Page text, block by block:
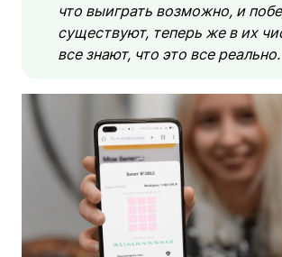
что выиграть возможно, и
существуют, теперь же в их
все знают, что это все реально.